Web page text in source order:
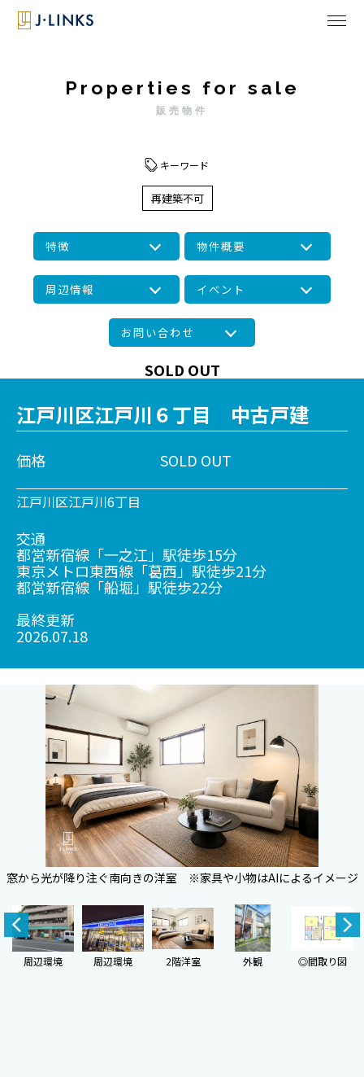
Properties for sale
販売物件
キーワード
再建築不可
特徴 物件概要
周辺情報 イベント
お問い合わせ
SOLD OUT
江戸川区江戸川６丁目 中古戸建
価格 SOLD OUT
江戸川区江戸川6丁目
交通
都営新宿線「一之江」駅徒歩15分
東京メトロ東西線「葛西」駅徒歩21分
都営新宿線「船堀」駅徒歩22分
最終更新
2026.07.18
窓から光が降り注ぐ南向きの洋室 ※家具や小物はAIによるイメージ
周辺環境 周辺環境 2階洋室 外観 ◎間取り図